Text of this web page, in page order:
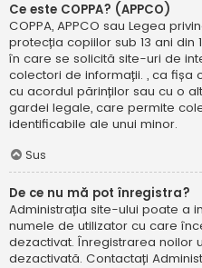
Ce este COPPA? (APPCO)
COPPA, APPCO sau Legea
protecția copiilor sub 13 ani din
în care se solicită site-uri de
colectori de informații. , ca fișa
cu acordul părinților sau cu o
gardei legale, care permite
identificabile ale unui minor.
Sus
De ce nu mă pot înregistra?
Administrația site-ului poate a
numele de utilizator cu care
dezactivat. Înregistrarea noilor
dezactivată. Contactați